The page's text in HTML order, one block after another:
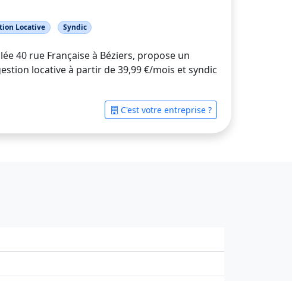
Locative Syndic
40 rue Française à Béziers, propose un
locative à partir de 39,99 €/mois et syndic
C'est votre entreprise ?